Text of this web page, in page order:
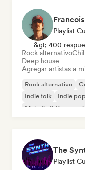
Playlist
&gt; 400
Rock alternativo
Deep house
Agregar artistas a
Rock alternativo
Indie folk
Indie pop
Melodic &
The
Playlist